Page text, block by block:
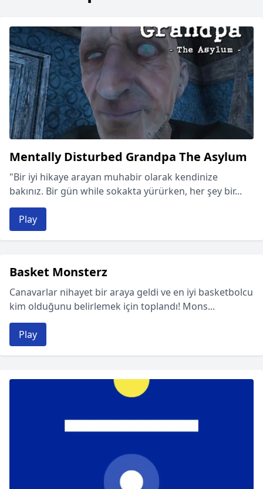
Mentally Disturbed Grandpa The Asylum
"Bir iyi hikaye arayan muhabir olarak kendinize
bakınız. Bir gün while sokakta yürürken, her şey bir...
Play
Basket Monsterz
Canavarlar nihayet bir araya geldi ve en iyi basketbolcu
kim olduğunu belirlemek için toplandı! Mons...
Play